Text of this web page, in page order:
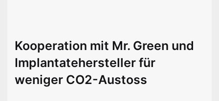
Kooperation mit Mr. Green und
Implantatehersteller für
weniger CO2-Austoss